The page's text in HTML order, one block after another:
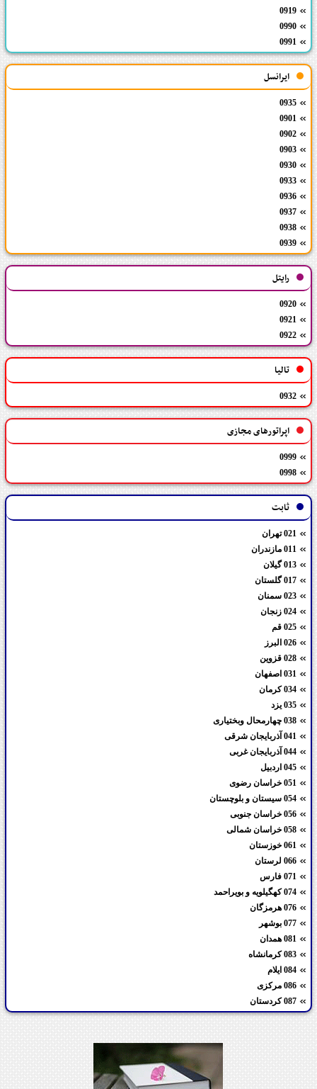
0919
0990
0991
ایرانسل
0935
0901
0902
0903
0930
0933
0936
0937
0938
0939
رایتل
0920
0921
0922
تالیا
0932
اپراتورهای مجازی
0999
0998
ثابت
021 تهران
011 مازندران
013 گیلان
017 گلستان
023 سمنان
024 زنجان
025 قم
026 البرز
028 قزوین
031 اصفهان
034 کرمان
035 یزد
038 چهارمحال وبختیاری
041 آذربایجان شرقی
044 آذربایجان غربی
045 اردبیل
051 خراسان رضوی
054 سیستان و بلوچستان
056 خراسان جنوبی
058 خراسان شمالی
061 خوزستان
066 لرستان
071 فارس
074 کهگیلویه و بویراحمد
076 هرمزگان
077 بوشهر
081 همدان
083 کرمانشاه
084 ایلام
086 مرکزی
087 کردستان